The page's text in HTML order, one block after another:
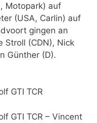
Motopark) auf
(USA, Carlin) auf
gingen an
Stroll (CDN), Nick
Günther (D).
GTI TCR
GTI TCR – Vincent